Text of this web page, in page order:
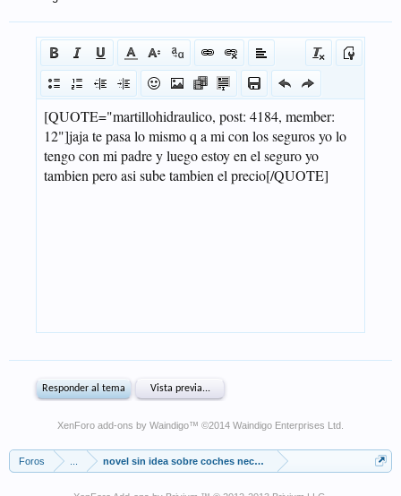
XenForo add-ons by Waindigo™ ©2014 Waindigo Enterprises Ltd
Foros novel sin idea sobre coches necesita ayuda